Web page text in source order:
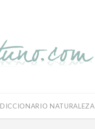
DICCIONARIO NATURALEZA